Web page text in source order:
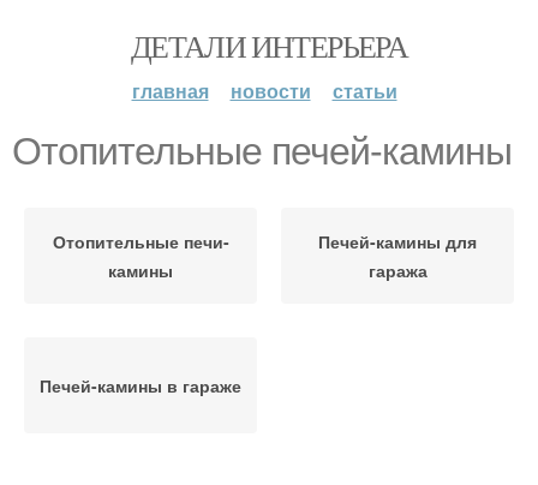
ДЕТАЛИ ИНТЕРЬЕРА
главная новости статьи
Отопительные печей-камины
Отопительные печи-
камины
Печей-камины для
гаража
Печей-камины в гараже